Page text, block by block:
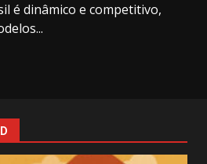
é dinâmico e competitivo,